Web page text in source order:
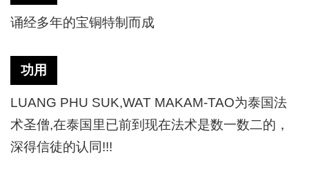
诵经多年的宝铜特制而成
功用
LUANG PHU SUK,WAT MAKAM-TAO为泰国法
术圣僧,在泰国里已前到现在法术是数一数二的，
深得信徒的认同!!!